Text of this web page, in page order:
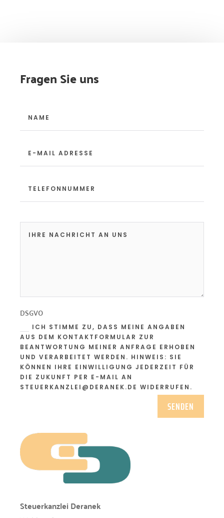
Fragen Sie uns
DSGVO
ICH STIMME ZU, DASS MEINE ANGABEN
AUS DEM KONTAKTFORMULAR ZUR
BEANTWORTUNG MEINER ANFRAGE ERHOBEN
UND VERARBEITET WERDEN. HINWEIS: SIE
KÖNNEN IHRE EINWILLIGUNG JEDERZEIT FÜR
DIE ZUKUNFT PER E-MAIL AN
STEUERKANZLEI@DERANEK.DE WIDERRUFEN.
SENDEN
Steuerkanzlei Deranek